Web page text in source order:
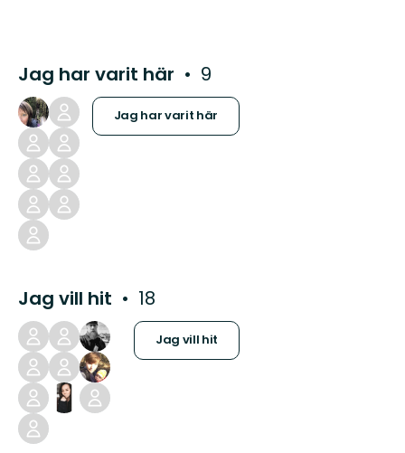
Jag har varit här 9
Jag har varit här
Jag vill hit 18
Jag vill hit